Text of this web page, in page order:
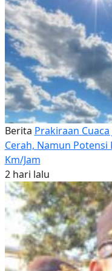
Berita Prakiraan
Cerah, Namun
Km/Jam
2 hari lalu